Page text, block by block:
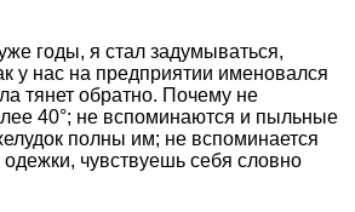
годы, я стал задумываться,
у нас на предприятии именовался
тянет обратно. Почему не
40°; не вспоминаются и пыльные
полны им; не вспоминается
чувствуешь себя словно